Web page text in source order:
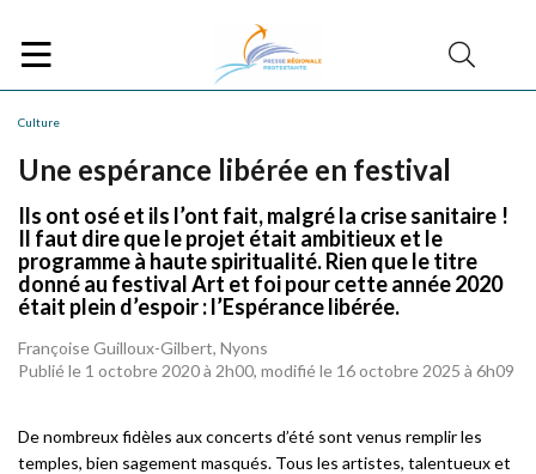
Culture
Une espérance libérée en festival
Ils ont osé et ils l’ont fait, malgré la crise sanitaire !
Il faut dire que le projet était ambitieux et le
programme à haute spiritualité. Rien que le titre
donné au festival Art et foi pour cette année 2020
était plein d’espoir : l’Espérance libérée.
Françoise Guilloux-Gilbert, Nyons
Publié le 1 octobre 2020 à 2h00, modifié le 16 octobre 2025 à 6h09
De nombreux fidèles aux concerts d’été sont venus remplir les
temples, bien sagement masqués. Tous les artistes, talentueux et